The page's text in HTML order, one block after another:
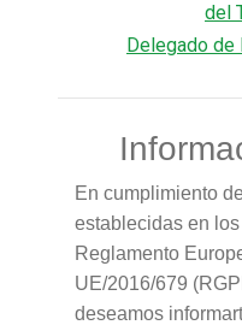
del
Delegado de
En cumplimiento
establecidas en
Reglamento
UE/2016/679
deseamos